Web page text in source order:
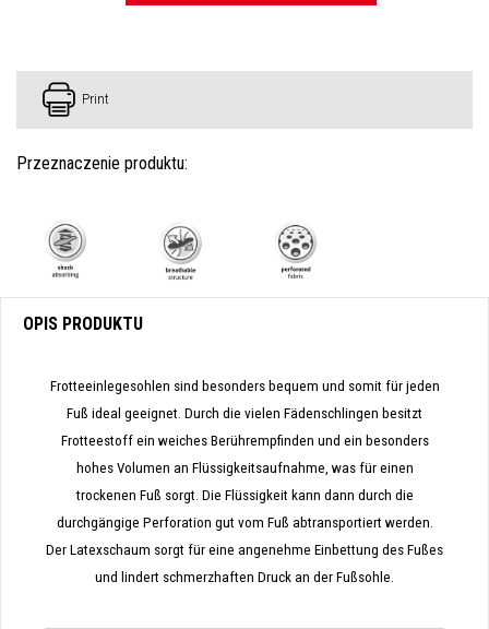
Print
Przeznaczenie produktu:
OPIS PRODUKTU
Frotteeinlegesohlen sind besonders bequem und somit für jeden
Fuß ideal geeignet. Durch die vielen Fädenschlingen besitzt
Frotteestoff ein weiches Berührempfinden und ein besonders
hohes Volumen an Flüssigkeitsaufnahme, was für einen
trockenen Fuß sorgt. Die Flüssigkeit kann dann durch die
durchgängige Perforation gut vom Fuß abtransportiert werden.
Der Latexschaum sorgt für eine angenehme Einbettung des Fußes
und lindert schmerzhaften Druck an der Fußsohle.